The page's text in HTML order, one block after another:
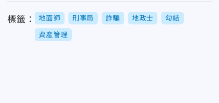
標籤： 地面師 刑事局 詐騙 地政士 勾結
資產管理